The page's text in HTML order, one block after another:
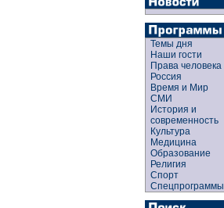
Темы дня
Наши гости
Права человека
Россия
Время и Мир
СМИ
История и
современность
Культура
Медицина
Образование
Религия
Спорт
Спецпрограммы